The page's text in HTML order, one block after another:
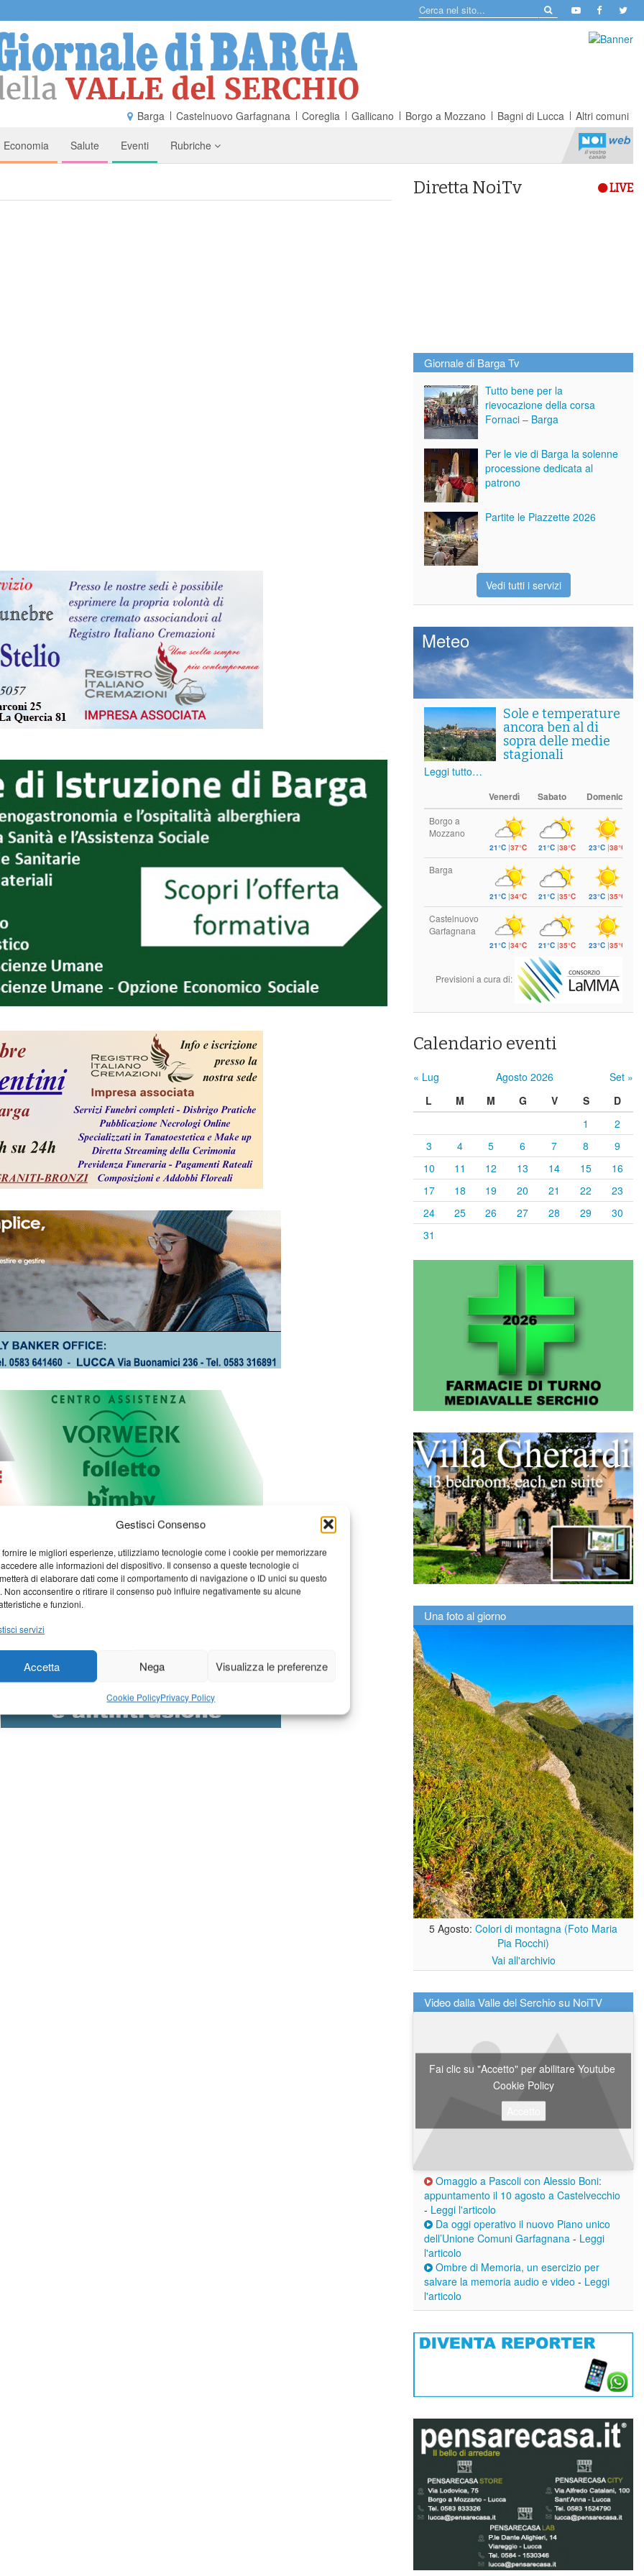
Gestisci Consenso
fornire le migliori esperienze, utilizziamo tecnologie come i cookie per memorizzare
alle informazioni del dispositivo. Il consenso a queste tecnologie ci
di elaborare dati come il comportamento di navigazione o ID unici su questo
Non acconsentire o ritirare il consenso può influire negativamente su alcune
e funzioni.
servizi
Accetta Nega Visualizza le preferenze
Cookie PolicyPrivacy Policy
Barga Castelnuovo Garfagnana Coreglia Gallicano Borgo a Mozzano Bagni di Lucca Altri comuni
Economia Salute Eventi Rubriche
Diretta NoiTv LIVE
Giornale di Barga Tv
Tutto bene per la
rievocazione della corsa
Fornaci – Barga
Per le vie di Barga la solenne
processione dedicata al
patrono
Partite le Piazzette 2026
Vedi tutti i servizi
Meteo
Sole e temperature
ancora ben al di
sopra delle medie
stagionali
Leggi tutto…
Venerdì Sabato Domenica
Borgo a
Mozzano
21°C |37°C 21°C |38°C 23°C |38°C
Barga
21°C |34°C 21°C |35°C 23°C |35°C
Castelnuovo
Garfagnana
21°C |34°C 21°C |35°C 23°C |35°C
Previsioni a cura di:
Calendario eventi
« Lug Agosto 2026
Set »
L
M M G V S
D
1
2
3
4 5 6 7 8
9
10
11 12 13 14 15
16
17
18 19 20 21 22
23
24
25 26 27 28 29
30
31
Una foto al giorno
5 Agosto: Colori di montagna (Foto Maria
Pia Rocchi)
Vai all'archivio
Video dalla Valle del Serchio su NoiTV
Fai clic su "Accetto" per abilitare Youtube
Cookie Policy
Omaggio a Pascoli con Alessio Boni:
appuntamento il 10 agosto a Castelvecchio
- Leggi l'articolo
Da oggi operativo il nuovo Piano unico
dell’Unione Comuni Garfagnana - Leggi
l'articolo
Ombre di Memoria, un esercizio per
salvare la memoria audio e video - Leggi
l'articolo